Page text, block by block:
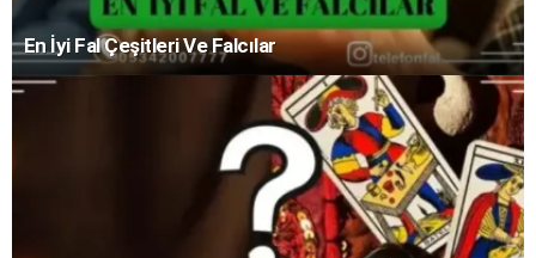
En İyi Fal Çeşitleri Ve Falcılar